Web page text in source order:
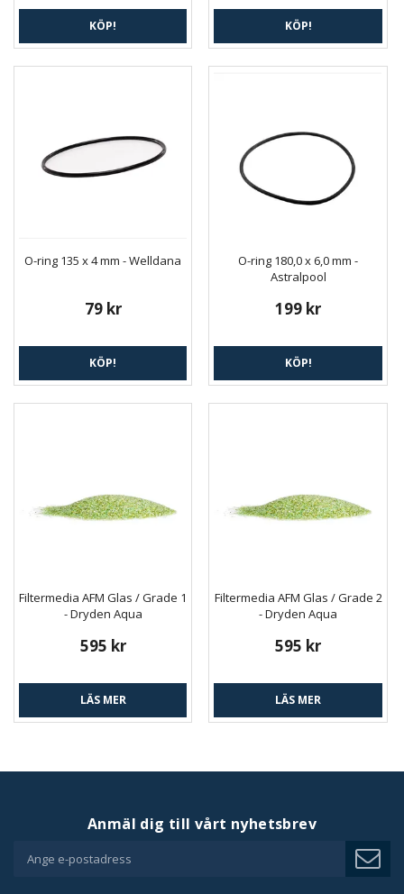
KÖP! KÖP!
O-ring 135 x 4 mm - Welldana
79 kr
KÖP!
O-ring 180,0 x 6,0 mm -
Astralpool
199 kr
KÖP!
Filtermedia AFM Glas / Grade 1
- Dryden Aqua
595 kr
LÄS MER
Filtermedia AFM Glas / Grade 2
- Dryden Aqua
595 kr
LÄS MER
Anmäl dig till vårt nyhetsbrev